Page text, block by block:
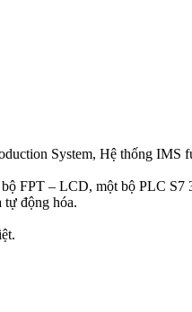
System, Hệ thống IMS
FPT – LCD, một bộ PLC
tự động hóa.